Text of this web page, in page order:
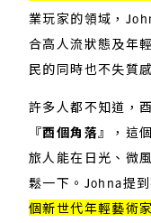
業玩家的領域，
合高人流狀態及年
民的同時也不失質
許多人都不知道，
『酉個角落』，這
旅人能在日光、微
鬆一下。Johna提
個新世代年輕藝術